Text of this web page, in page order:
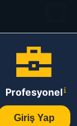
Profesyonel
Giriş Yap